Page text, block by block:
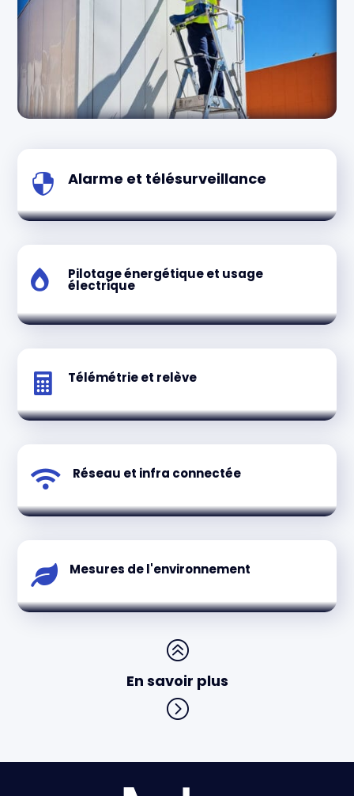
 Alarme et télésurveillance
 Pilotage énergétique et usage
électrique
 Télémétrie et relève
 Réseau et infra connectée
 Mesures de l'environnement
>
En savoir plus
=